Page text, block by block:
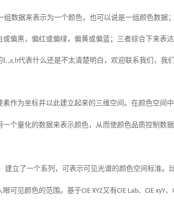
组数据来表示为一个颜色，也可以说是一组颜色数据
或偏黑，偏红或偏绿，偏黄或偏蓝；三者综合下来表
L,a,b代表什么还是不太清楚明白，欢迎联系我们，我
作为坐标并以此建立起来的三维空间。在颜色空间
个量化的数据来表示颜色，从而使颜色品质控制数据
建立了一个系列，可表示可见光谱的颜色空间标准。
眼可见颜色的范围。基于CIE XYZ又有CIE Lab、 CIE xyY、